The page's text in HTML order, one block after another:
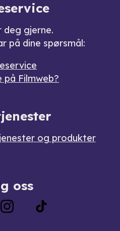
deg gjerne.
på dine spørsmål:
på Filmweb?
og produkter
oss